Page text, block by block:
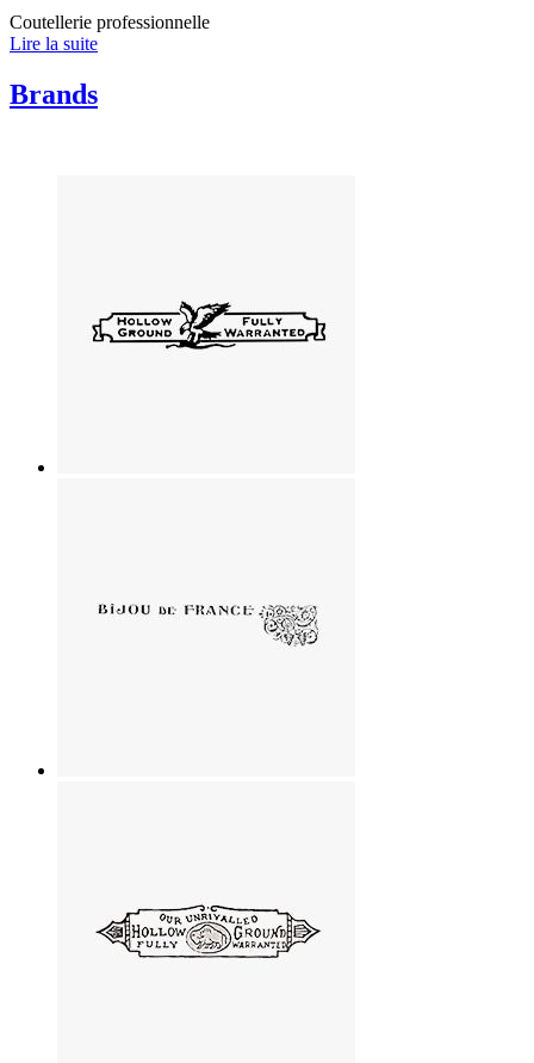
Coutellerie professionnelle
Lire la suite
Brands